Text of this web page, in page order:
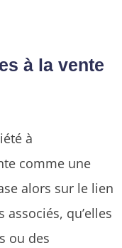
à la vente
à
comme une
alors sur le lien
qu’elles
ou des